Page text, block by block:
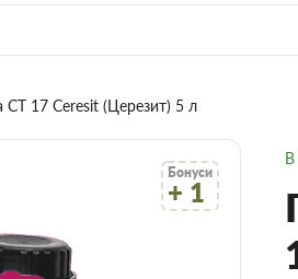
CT 17 Ceresit (Церезит) 5 л
Бонуси
+ 1
В